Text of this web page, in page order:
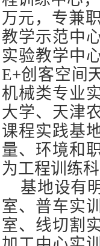
万元，专兼
教学示范中
实验教学中
E+创客空间
机械类专业
大学、天津
课程实践基
量、环境和
为工程训练
基地设有
室、普车实
室、线切割